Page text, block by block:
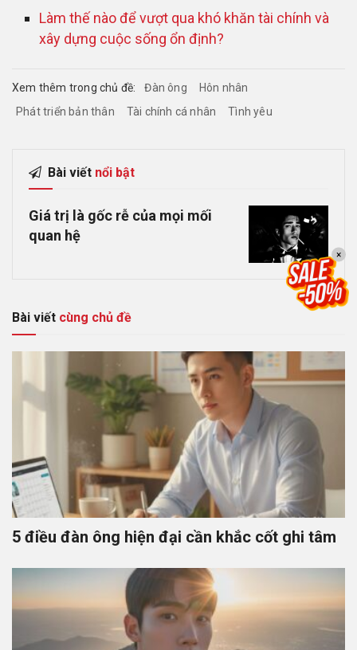
Làm thế nào để vượt qua khó khăn tài chính và
xây dựng cuộc sống ổn định?
Xem thêm trong chủ đề: Đàn ông
Hôn nhân
Phát triển bản thân
Tài chính cá nhân Tình yêu
Bài viết nổi bật
Giá trị là gốc rễ của mọi mối
quan hệ
Bài viết cùng chủ đề
5 điều đàn ông hiện đại cần khắc cốt ghi tâm
×